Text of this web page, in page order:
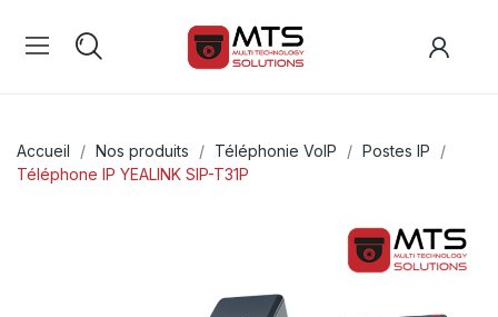
Accueil Nos produits Téléphonie VoIP
Postes IP
Téléphone IP YEALINK SIP-T31P